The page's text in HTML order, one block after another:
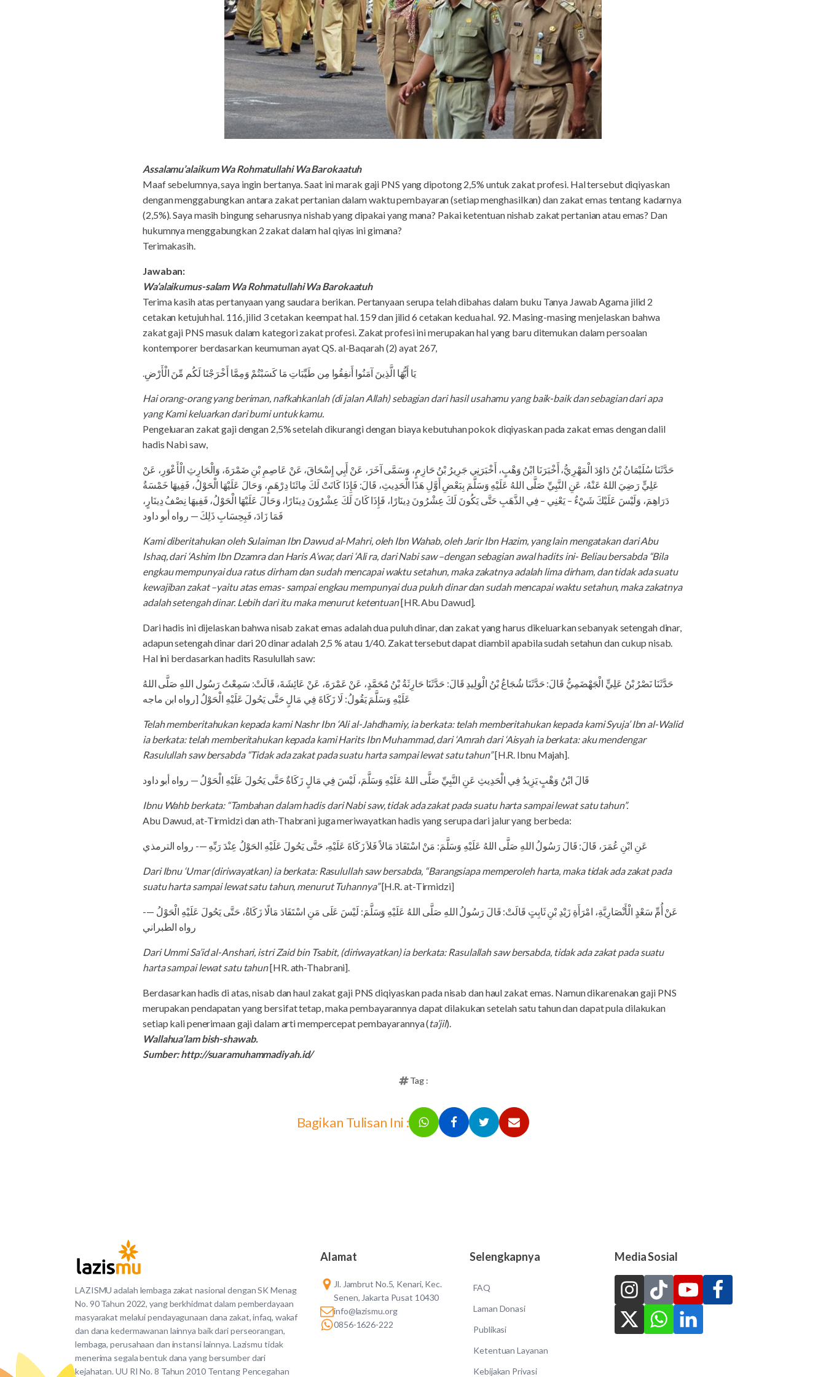
Assalamu’alaikum Wa Rohmatullahi Wa Barokaatuh
Maaf sebelumnya, saya ingin bertanya. Saat ini marak gaji PNS yang dipotong 2,5% untuk zakat profesi. Hal tersebut diqiyaskan
dengan menggabungkan antara zakat pertanian dalam waktu pembayaran (setiap menghasilkan) dan zakat emas tentang kadarnya
(2,5%). Saya masih bingung seharusnya nishab yang dipakai yang mana? Pakai ketentuan nishab zakat pertanian atau emas? Dan
hukumnya menggabungkan 2 zakat dalam hal qiyas ini gimana?
Terimakasih.
Jawaban:
Wa’alaikumus-salam Wa Rohmatullahi Wa Barokaatuh
Terima kasih atas pertanyaan yang saudara berikan. Pertanyaan serupa telah dibahas dalam buku Tanya Jawab Agama jilid 2
cetakan ketujuh hal. 116, jilid 3 cetakan keempat hal. 159 dan jilid 6 cetakan kedua hal. 92. Masing-masing menjelaskan bahwa
zakat gaji PNS masuk dalam kategori zakat profesi. Zakat profesi ini merupakan hal yang baru ditemukan dalam persoalan
kontemporer berdasarkan keumuman ayat QS. al-Baqarah (2) ayat 267,
يَا أَيُّهَا الَّذِينَ آمَنُوا أَنفِقُوا مِن طَيِّبَاتِ مَا كَسَبْتُمْ وَمِمَّا أَخْرَجْنَا لَكُم مِّنَ الْأَرْضِ.
Hai orang-orang yang beriman, nafkahkanlah (di jalan Allah) sebagian dari hasil usahamu yang baik-baik dan sebagian dari apa
yang Kami keluarkan dari bumi untuk kamu.
Pengeluaran zakat gaji dengan 2,5% setelah dikurangi dengan biaya kebutuhan pokok diqiyaskan pada zakat emas dengan dalil
hadis Nabi saw,
حَدَّثَنَا سُلَيْمَانُ بْنُ دَاوُدَ الْمَهْرِيُّ، أَخْبَرَنَا ابْنُ وَهْبٍ، أَخْبَرَنِي جَرِيرُ بْنُ حَازِمٍ، وَسَمَّى آخَرَ، عَنْ أَبِي إِسْحَاقَ، عَنْ عَاصِمِ بْنِ ضَمْرَةَ، وَالْحَارِثِ الْأَعْوَرِ، عَنْ
عَلِيٍّ رَضِيَ اللهُ عَنْهُ، عَنِ النَّبِيِّ صَلَّى اللهُ عَلَيْهِ وَسَلَّمَ بِبَعْضِ أَوَّلِ هَذَا الْحَدِيثِ، قَالَ: فَإِذَا كَانَتْ لَكَ مِائَتَا دِرْهَمٍ، وَحَالَ عَلَيْهَا الْحَوْلُ، فَفِيهَا خَمْسَةُ
دَرَاهِمَ، وَلَيْسَ عَلَيْكَ شَيْءٌ – يَعْنِي – فِي الذَّهَبِ حَتَّى يَكُونَ لَكَ عِشْرُونَ دِينَارًا، فَإِذَا كَانَ لَكَ عِشْرُونَ دِينَارًا، وَحَالَ عَلَيْهَا الْحَوْلُ، فَفِيهَا نِصْفُ دِينَارٍ،
فَمَا زَادَ، فَبِحِسَابِ ذَلِكَ — رواه أبو داود
Kami diberitahukan oleh Sulaiman Ibn Dawud al-Mahri, oleh Ibn Wahab, oleh Jarir Ibn Hazim, yang lain mengatakan dari Abu
Ishaq, dari ‘Ashim Ibn Dzamra dan Haris A’war, dari ‘Ali ra, dari Nabi saw –dengan sebagian awal hadits ini- Beliau bersabda “Bila
engkau mempunyai dua ratus dirham dan sudah mencapai waktu setahun, maka zakatnya adalah lima dirham, dan tidak ada suatu
kewajiban zakat –yaitu atas emas- sampai engkau mempunyai dua puluh dinar dan sudah mencapai waktu setahun, maka zakatnya
adalah setengah dinar. Lebih dari itu maka menurut ketentuan[HR. Abu Dawud].
Dari hadis ini dijelaskan bahwa nisab zakat emas adalah dua puluh dinar, dan zakat yang harus dikeluarkan sebanyak setengah dinar,
adapun setengah dinar dari 20 dinar adalah 2,5 % atau 1/40. Zakat tersebut dapat diambil apabila sudah setahun dan cukup nisab.
Hal ini berdasarkan hadits Rasulullah saw:
حَدَّثَنَا نَصْرُ بْنُ عَلِيٍّ الْجَهْضَمِيُّ قَالَ: حَدَّثَنَا شُجَاعُ بْنُ الْوَلِيدِ قَالَ: حَدَّثَنَا حَارِثَةُ بْنُ مُحَمَّدٍ، عَنْ عَمْرَةَ، عَنْ عَائِشَةَ، قَالَتْ: سَمِعْتُ رَسُول اللهِ صَلَّى اللهُ
عَلَيْهِ وَسَلَّمَ يَقُولُ: لَا زَكَاةَ فِي مَالٍ حَتَّى يَحُولَ عَلَيْهِ الْحَوْلُ [رواه ابن ماجه
Telah memberitahukan kepada kami Nashr Ibn ‘Ali al-Jahdhamiy, ia berkata: telah memberitahukan kepada kami Syuja’ Ibn al-Walid
ia berkata: telah memberitahukan kepada kami Harits Ibn Muhammad, dari ‘Amrah dari ‘Aisyah ia berkata: aku mendengar
Rasulullah saw bersabda “Tidak ada zakat pada suatu harta sampai lewat satu tahun”[H.R. Ibnu Majah].
قَالَ ابْنُ وَهْبٍ يَزِيدُ فِي الْحَدِيثِ عَنِ النَّبِيِّ صَلَّى اللهُ عَلَيْهِ وَسَلَّمَ، لَيْسَ فِي مَالٍ زَكَاةٌ حَتَّى يَحُولَ عَلَيْهِ الْحَوْلُ — رواه أبو داود
Ibnu Wahb berkata: “Tambahan dalam hadis dari Nabi saw, tidak ada zakat pada suatu harta sampai lewat satu tahun”.
Abu Dawud, at-Tirmidzi dan ath-Thabrani juga meriwayatkan hadis yang serupa dari jalur yang berbeda:
عَنِ ابْنِ عُمَرَ، قَالَ: قَالَ رَسُولُ اللهِ صَلَّى اللهُ عَلَيْهِ وَسَلَّمَ: مَنْ اسْتَفَادَ مَالاً فَلاَ زَكَاةَ عَلَيْهِ، حَتَّى يَحُولَ عَلَيْهِ الحَوْلُ عِنْدَ رَبِّهِ —- رواه الترمذي
Dari Ibnu ‘Umar (diriwayatkan) ia berkata: Rasulullah saw bersabda, “Barangsiapa memperoleh harta, maka tidak ada zakat pada
suatu harta sampai lewat satu tahun, menurut Tuhannya”[H.R. at-Tirmidzi]
عَنْ أُمِّ سَعْدٍ الْأَنْصَارِيَّةِ، امْرَأَةِ زَيْدِ بْنِ ثَابِتٍ قَالَتْ: قَالَ رَسُولُ اللهِ صَلَّى اللهُ عَلَيْهِ وَسَلَّمَ: لَيْسَ عَلَى مَنِ اسْتَفَادَ مَالًا زَكَاةٌ، حَتَّى يَحُولَ عَلَيْهِ الْحَوْلُ —-
رواه الطبراني
Dari Ummi Sa’id al-Anshari, istri Zaid bin Tsabit, (diriwayatkan) ia berkata: Rasulallah saw bersabda, tidak ada zakat pada suatu
harta sampai lewat satu tahun[HR. ath-Thabrani].
Berdasarkan hadis di atas, nisab dan haul zakat gaji PNS diqiyaskan pada nisab dan haul zakat emas. Namun dikarenakan gaji PNS
merupakan pendapatan yang bersifat tetap, maka pembayarannya dapat dilakukan setelah satu tahun dan dapat pula dilakukan
setiap kali penerimaan gaji dalam arti mempercepat pembayarannya (ta’jil).
Wallahua’lam bish-shawab.
Sumber: http://suaramuhammadiyah.id/
Tag :
Bagikan Tulisan Ini :
LAZISMU adalah lembaga zakat nasional dengan SK Menag
No. 90 Tahun 2022, yang berkhidmat dalam pemberdayaan
masyarakat melalui pendayagunaan dana zakat, infaq, wakaf
dan dana kedermawanan lainnya baik dari perseorangan,
lembaga, perusahaan dan instansi lainnya. Lazismu tidak
menerima segala bentuk dana yang bersumber dari
kejahatan. UU RI No. 8 Tahun 2010 Tentang Pencegahan
Alamat
Jl. Jambrut No.5, Kenari, Kec.
Senen, Jakarta Pusat 10430
info@lazismu.org
0856-1626-222
Selengkapnya
FAQ
Laman Donasi
Publikasi
Ketentuan Layanan
Kebijakan Privasi
Media Sosial